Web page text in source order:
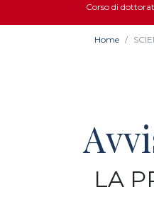
Corso di
Home
LA